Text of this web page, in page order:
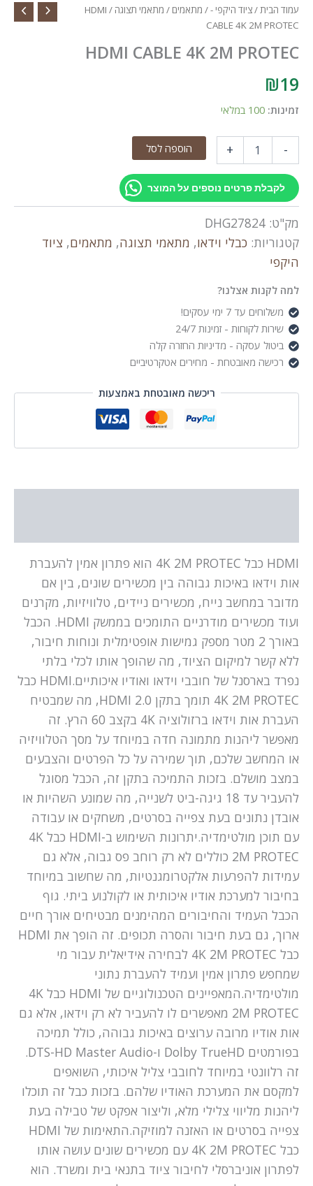
עמוד הבית/ציוד היקפי -/ מתאמים / מתאמי תצוגה
/ HDMI
CABLE 4K 2M PROTEC
HDMI CABLE 4K 2M PROTEC
₪19
זמינות: 100 במלאי
-
CABLE
4K
PROTEC
+ הוספה לסל
לקבלת פרטים נוספים על המוצר
מק"ט: DHG27824
קטגוריות: כבלי וידאו, מתאמי תצוגה, מתאמים, ציוד
היקפי
למה לקנות אצלנו?
משלוחים עד 7 ימי עסקים!
שירות לקוחות - זמינות 24/7
ביטול עסקה - מדיניות החזרה קלה
רכישה מאובטחת - מחירים אטקרטיביים
ריכשה מאובטחת באמצעות
HDMI כבל 4K 2M PROTEC הוא פתרון אמין להעברת
אות וידאו באיכות גבוהה בין מכשירים שונים, בין אם
מדובר במחשב נייח, מכשירים ניידים, טלוויזיות, מקרנים
ועוד מכשירים מודרניים התומכים בממשק HDMI. הכבל
באורך 2 מטר מספק גמישות אופטימלית ונוחות חיבור,
ללא קשר למיקום הציוד, מה שהופך אותו לכלי בלתי
נפרד בארסנל של חובבי וידאו ואודיו איכותיים.HDMI כבל
4K 2M PROTEC תומך בתקן HDMI 2.0, מה שמבטיח
העברת אות וידאו ברזולוציה 4K בקצב 60 הרץ. זה
מאפשר ליהנות מתמונה חדה במיוחד על מסך הטלוויזיה
או המחשב שלכם, תוך שמירה על כל הפרטים והצבעים
במצב מושלם. בזכות התמיכה בתקן זה, הכבל מסוגל
להעביר עד 18 גיגה-ביט לשנייה, מה שמונע השהיות או
אובדן נתונים בעת צפייה בסרטים, משחקים או עבודה
עם תוכן מולטימדיה.יתרונות השימוש ב-HDMI כבל 4K
2M PROTEC כוללים לא רק רוחב פס גבוה, אלא גם
עמידות להפרעות אלקטרומגנטיות, מה שחשוב במיוחד
בחיבור למערכת אודיו איכותית או לקולנוע ביתי. גוף
הכבל העמיד והחיבורים המהימנים מבטיחים אורך חיים
ארוך, גם בעת חיבור והסרה תכופים. זה הופך את HDMI
כבל 4K 2M PROTEC לבחירה אידיאלית עבור מי
שמחפש פתרון אמין ועמיד להעברת נתוני
מולטימדיה.המאפיינים הטכנולוגיים של HDMI כבל 4K
2M PROTEC מאפשרים לו להעביר לא רק וידאו, אלא גם
אות אודיו מרובה ערוצים באיכות גבוהה, כולל תמיכה
בפורמטים Dolby TrueHD ו-DTS-HD Master Audio.
זה רלוונטי במיוחד לחובבי צליל איכותי, השואפים
למקסם את המערכת האודיו שלהם. בזכות כבל זה תוכלו
ליהנות מליווי צלילי מלא, וליצור אפקט של טבילה בעת
צפייה בסרטים או האזנה למוזיקה.התאימות של HDMI
כבל 4K 2M PROTEC עם מכשירים שונים עושה אותו
לפתרון אוניברסלי לחיבור ציוד בתנאי בית ומשרד. הוא